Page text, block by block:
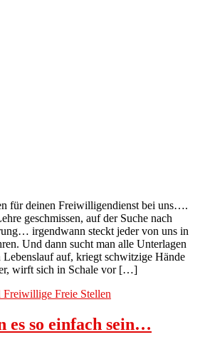
für deinen Freiwilligendienst bei uns….
geschmissen, auf der Suche nach
irgendwann steckt jeder von uns in
Und dann sucht man alle Unterlagen
Lebenslauf auf, kriegt schwitzige Hände
wirft sich in Schale vor […]
Freiwillige Freie Stellen
es so einfach sein…